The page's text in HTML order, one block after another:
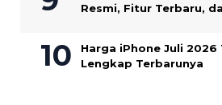
Resmi, Fitur Terbaru,
Harga iPhone Juli
Lengkap Terbarunya